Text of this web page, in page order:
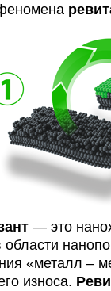
— это
области
«металл –
износа.